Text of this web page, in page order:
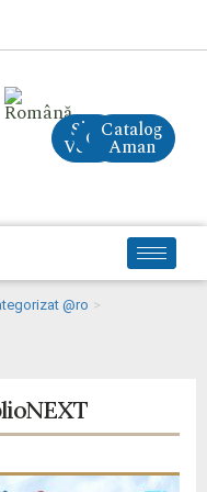
Site
VechiCreAI
Catalog
Aman
@ro >